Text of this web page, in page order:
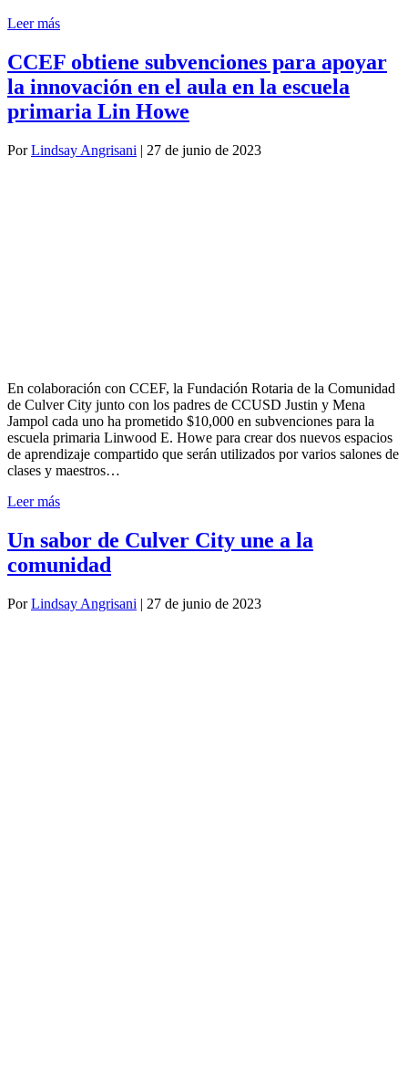
Leer más
CCEF obtiene subvenciones para apoyar
la innovación en el aula en la escuela
primaria Lin Howe
PorLindsay Angrisani | 27 de junio de 2023
En colaboración con CCEF, la Fundación Rotaria de la Comunidad
de Culver City junto con los padres de CCUSD Justin y Mena
Jampol cada uno ha prometido $10,000 en subvenciones para la
escuela primaria Linwood E. Howe para crear dos nuevos espacios
de aprendizaje compartido que serán utilizados por varios salones de
clases y maestros…
Leer más
Un sabor de Culver City une a la
comunidad
PorLindsay Angrisani | 27 de junio de 2023